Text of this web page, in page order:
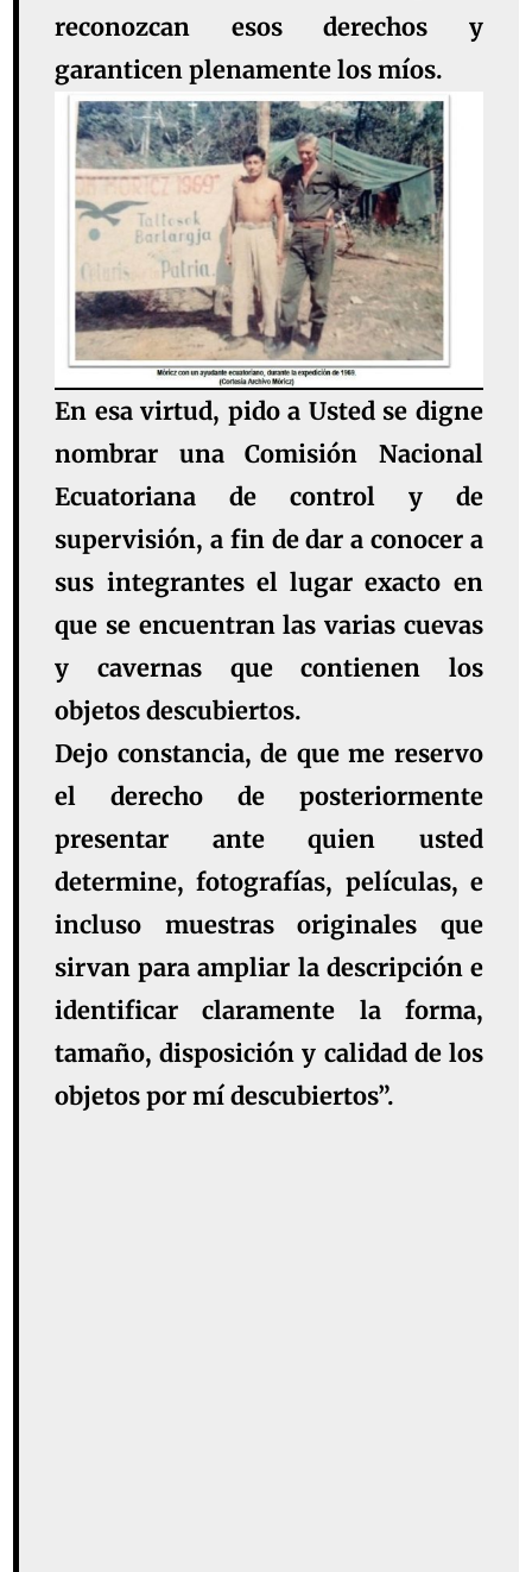
reconozcan esos derechos y
garanticen plenamente los míos.
En esa virtud, pido a Usted se digne
nombrar una Comisión Nacional
Ecuatoriana de control y de
supervisión, a fin de dar a conocer a
sus integrantes el lugar exacto en
que se encuentran las varias cuevas
y cavernas que contienen los
objetos descubiertos.
Dejo constancia, de que me reservo
el derecho de posteriormente
presentar ante quien usted
determine, fotografías, películas, e
incluso muestras originales que
sirvan para ampliar la descripción e
identificar claramente la forma,
tamaño, disposición y calidad de los
objetos por mí descubiertos”.